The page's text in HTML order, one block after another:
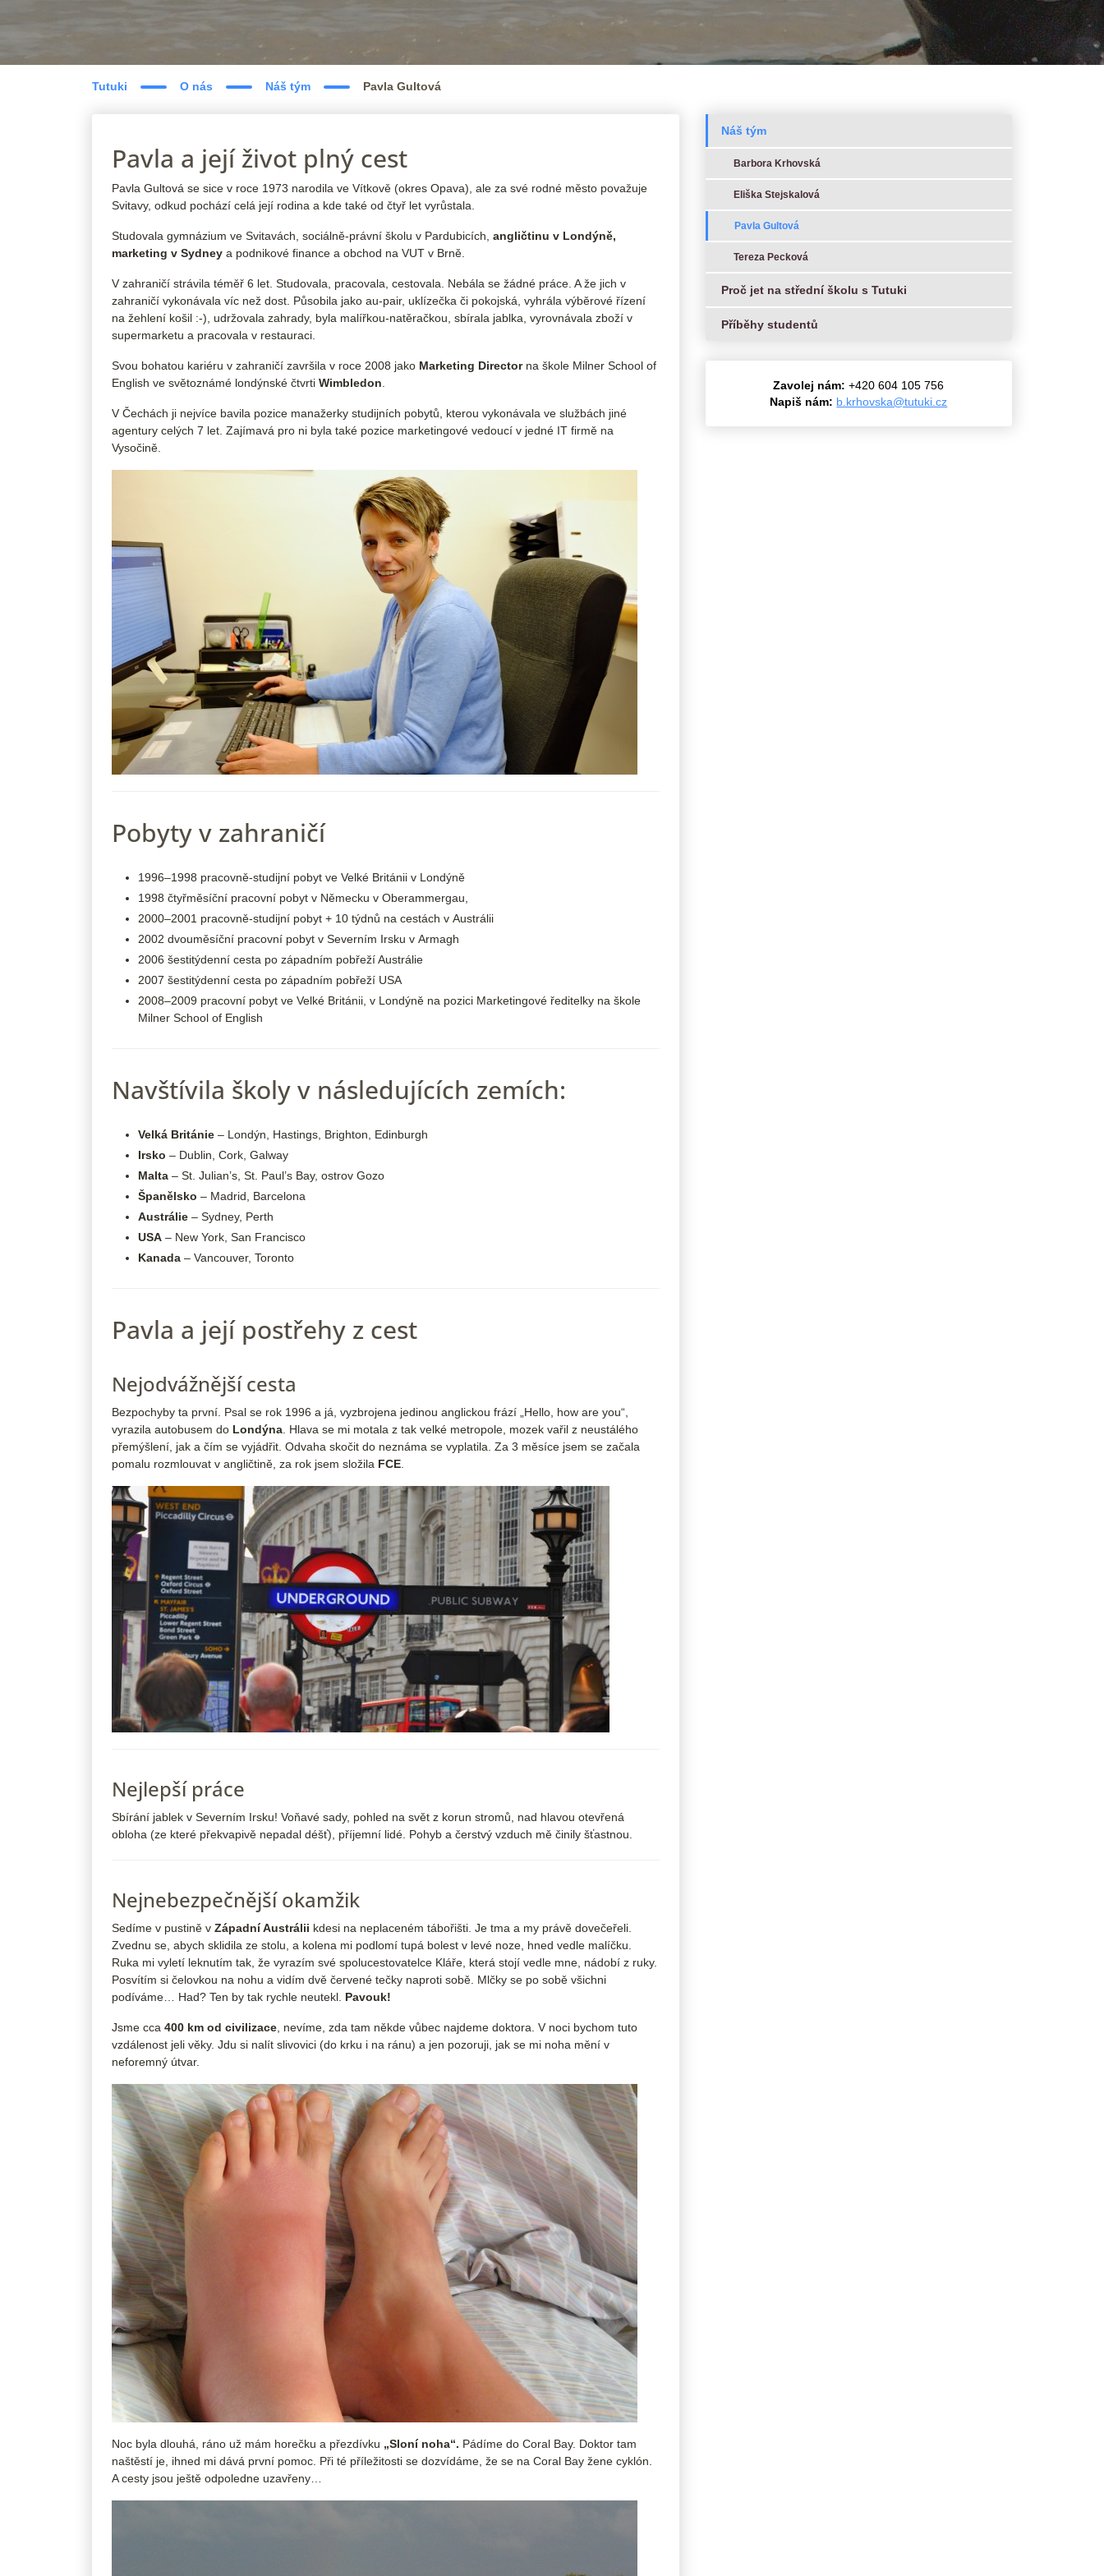
Tutuki O nás Náš tým Pavla Gultová
Pavla a její život plný cest
Pavla Gultová se sice v roce 1973 narodila ve Vítkově (okres Opava), ale za své rodné město považuje
Svitavy, odkud pochází celá její rodina a kde také od čtyř let vyrůstala.
Studovala gymnázium ve Svitavách, sociálně-právní školu v Pardubicích, angličtinu v Londýně,
marketing v Sydney a podnikové finance a obchod na VUT v Brně.
V zahraničí strávila téměř 6 let. Studovala, pracovala, cestovala. Nebála se žádné práce. A že jich v
zahraničí vykonávala víc než dost. Působila jako au-pair, uklízečka či pokojská, vyhrála výběrové řízení
na žehlení košil :-), udržovala zahrady, byla malířkou-natěračkou, sbírala jablka, vyrovnávala zboží v
supermarketu a pracovala v restauraci.
Svou bohatou kariéru v zahraničí završila v roce 2008 jako Marketing Directorna škole Milner School of
English ve světoznámé londýnské čtvrti Wimbledon
V Čechách ji nejvíce bavila pozice manažerky studijních pobytů, kterou vykonávala ve službách jiné
agentury celých 7 let. Zajímavá pro ni byla také pozice marketingové vedoucí v jedné IT firmě na
Vysočině.
Pobyty v zahraničí
1996–1998 pracovně-studijní pobyt ve Velké Británii v Londýně
1998 čtyřměsíční pracovní pobyt v Německu v Oberammergau,
2000–2001 pracovně-studijní pobyt + 10 týdnů na cestách v Austrálii
2002 dvouměsíční pracovní pobyt v Severním Irsku v Armagh
2006 šestitýdenní cesta po západním pobřeží Austrálie
2007 šestitýdenní cesta po západním pobřeží USA
2008–2009 pracovní pobyt ve Velké Británii, v Londýně na pozici Marketingové ředitelky na škole
Milner School of English
Navštívila školy v následujících zemích:
Velká Británie – Londýn, Hastings, Brighton, Edinburgh
Irsko – Dublin, Cork, Galway
Malta – St. Julian’s, St. Paul’s Bay, ostrov Gozo
Španělsko – Madrid, Barcelona
Austrálie – Sydney, Perth
USA – New York, San Francisco
Kanada – Vancouver, Toronto
Pavla a její postřehy z cest
Nejodvážnější cesta
Bezpochyby ta první. Psal se rok 1996 a já, vyzbrojena jedinou anglickou frází „Hello, how are you“,
vyrazila autobusem do Londýna . Hlava se mi motala z tak velké metropole, mozek vařil z neustálého
přemýšlení, jak a čím se vyjádřit. Odvaha skočit do neznáma se vyplatila. Za 3 měsíce jsem se začala
pomalu rozmlouvat v angličtině, za rok jsem složila FCE
Nejlepší práce
Sbírání jablek v Severním Irsku! Voňavé sady, pohled na svět z korun stromů, nad hlavou otevřená
obloha (ze které překvapivě nepadal déšť), příjemní lidé. Pohyb a čerstvý vzduch mě činily šťastnou.
Nejnebezpečnější okamžik
Sedíme v pustině v Západní Austrálii kdesi na neplaceném tábořišti. Je tma a my právě dovečeřeli.
Zvednu se, abych sklidila ze stolu, a kolena mi podlomí tupá bolest v levé noze, hned vedle malíčku.
Ruka mi vyletí leknutím tak, že vyrazím své spolucestovatelce Kláře, která stojí vedle mne, nádobí z ruky.
Posvítím si čelovkou na nohu a vidím dvě červené tečky naproti sobě. Mlčky se po sobě všichni
podíváme… Had? Ten by tak rychle neutekl. Pavouk!
Jsme cca 400 km od civilizace , nevíme, zda tam někde vůbec najdeme doktora. V noci bychom tuto
vzdálenost jeli věky. Jdu si nalít slivovici (do krku i na ránu) a jen pozoruji, jak se mi noha mění v
neforemný útvar.
Noc byla dlouhá, ráno už mám horečku a přezdívku „Sloní noha“. Pádíme do Coral Bay. Doktor tam
naštěstí je, ihned mi dává první pomoc. Při té příležitosti se dozvídáme, že se na Coral Bay žene cyklón.
A cesty jsou ještě odpoledne uzavřeny…
Náš tým
Barbora Krhovská
Eliška Stejskalová
Pavla Gultová
Tereza Pecková
Proč jet na střední školu s Tutuki
Příběhy studentů
Zavolej nám: +420 604 105 756
Napiš nám: b.krhovska@tutuki.cz